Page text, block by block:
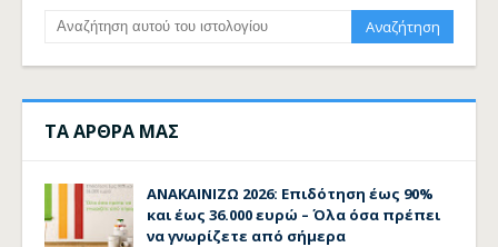
ΤΑ ΑΡΘΡΑ ΜΑΣ
ΑΝΑΚΑΙΝΙΖΩ 2026: Επιδότηση έως 90%
και έως 36.000 ευρώ – Όλα όσα πρέπει
να γνωρίζετε από σήμερα